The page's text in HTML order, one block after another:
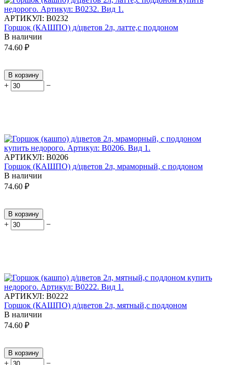
АРТИКУЛ: В0232
Горшок (КАШПО) д/цветов 2л, латте,с поддоном
В наличии
74.60 ₽
В корзину
+ −
АРТИКУЛ: В0206
Горшок (КАШПО) д/цветов 2л, мраморный, с поддоном
В наличии
74.60 ₽
В корзину
+ −
АРТИКУЛ: В0222
Горшок (КАШПО) д/цветов 2л, мятный,с поддоном
В наличии
74.60 ₽
В корзину